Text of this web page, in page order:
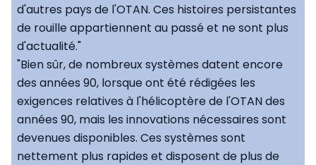
d'autres pays de l'OTAN. Ces histoires persistantes
de rouille appartiennent au passé et ne sont plus
d'actualité."
"Bien sûr, de nombreux systèmes datent encore
des années 90, lorsque ont été rédigées les
exigences relatives à l'hélicoptère de l'OTAN des
années 90, mais les innovations nécessaires sont
devenues disponibles. Ces systèmes sont
nettement plus rapides et disposent de plus de